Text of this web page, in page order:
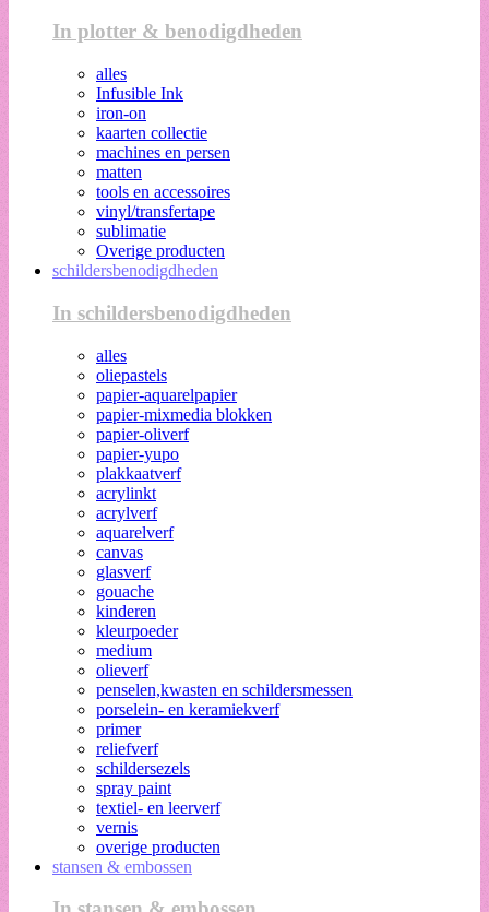
In plotter & benodigdheden
alles
Infusible Ink
iron-on
kaarten collectie
machines en persen
matten
tools en accessoires
vinyl/transfertape
sublimatie
Overige producten
schildersbenodigdheden
In schildersbenodigdheden
alles
oliepastels
papier-aquarelpapier
papier-mixmedia blokken
papier-oliverf
papier-yupo
plakkaatverf
acrylinkt
acrylverf
aquarelverf
canvas
glasverf
gouache
kinderen
kleurpoeder
medium
olieverf
penselen,kwasten en schildersmessen
porselein- en keramiekverf
primer
reliefverf
schildersezels
spray paint
textiel- en leerverf
vernis
overige producten
stansen & embossen